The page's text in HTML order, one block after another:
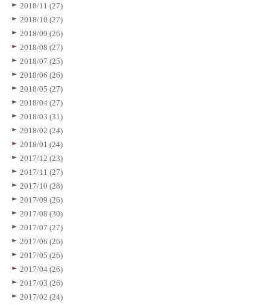
2018/11 (27)
2018/10 (27)
2018/09 (26)
2018/08 (27)
2018/07 (25)
2018/06 (26)
2018/05 (27)
2018/04 (27)
2018/03 (31)
2018/02 (24)
2018/01 (24)
2017/12 (23)
2017/11 (27)
2017/10 (28)
2017/09 (26)
2017/08 (30)
2017/07 (27)
2017/06 (26)
2017/05 (26)
2017/04 (26)
2017/03 (26)
2017/02 (24)